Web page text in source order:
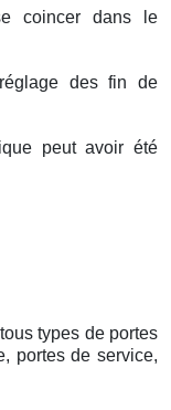
coincer dans le
des fin de
peut avoir été
types de portes
portes de service,